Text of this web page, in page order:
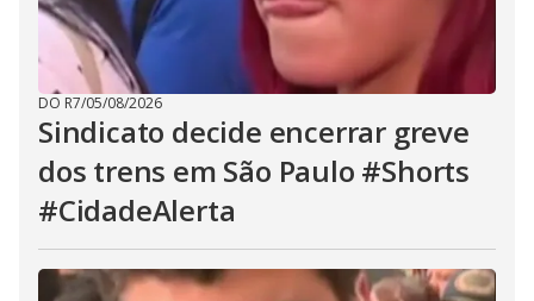
DO R7/05/08/2026
Sindicato decide encerrar greve
dos trens em São Paulo #Shorts
#CidadeAlerta